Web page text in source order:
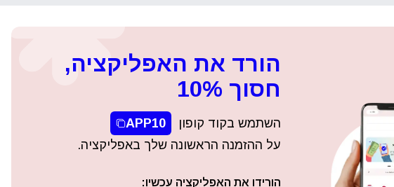
הורד את האפליקציה,
חסוך 10%
השתמש בקוד קופון
APP10
על ההזמנה הראשונה שלך באפליקציה.
הורידו את האפליקציה עכשיו: